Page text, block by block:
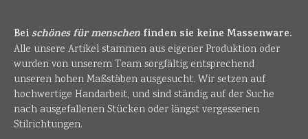
Beischönes für menschen finden sie keine Massenware.
Alle unsere Artikel stammen aus eigener Produktion oder
wurden von unserem Team sorgfältig entsprechend
unseren hohen Maßstäben ausgesucht. Wir setzen auf
hochwertige Handarbeit, und sind ständig auf der Suche
nach ausgefallenen Stücken oder längst vergessenen
Stilrichtungen.